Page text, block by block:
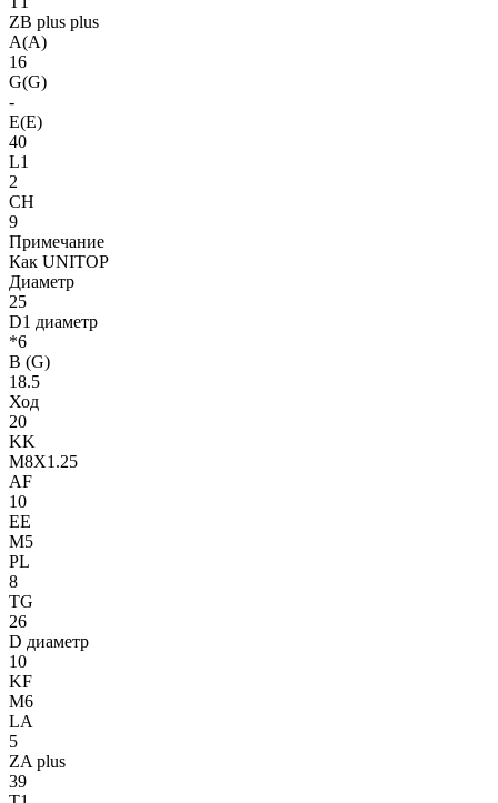
ZB plus plus
A(A)
16
G(G)
-
E(E)
40
L1
2
CH
9
Примечание
Как UNITOP
Диаметр
25
D1 диаметр
*6
B (G)
18.5
Ход
20
KK
M8X1.25
AF
10
EE
M5
PL
8
TG
26
D диаметр
10
KF
M6
LA
5
ZA plus
39